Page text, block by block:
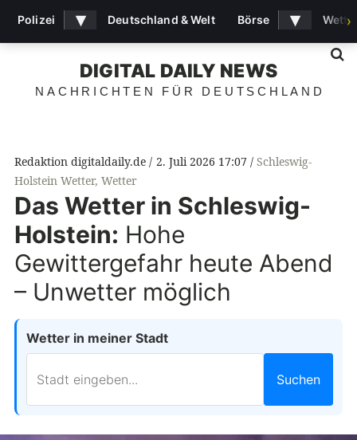
DIGITAL DAILY NEWS
NACHRICHTEN FÜR DEUTSCHLAND
Redaktion digitaldaily.de 2. Juli 2026 17:07
Schleswig-
Holstein Wetter, Wetter
Das Wetter in Schleswig-
Holstein: Hohe
Gewittergefahr heute Abend
– Unwetter möglich
Wetter in meiner Stadt
Suchen
Polizei ▾ Deutschland & Welt Börse ▾ ›